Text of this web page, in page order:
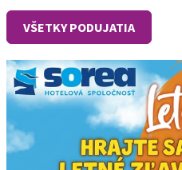
VŠETKY PODUJATIA